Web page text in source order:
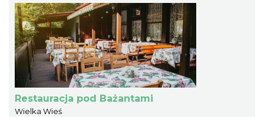
Restauracja pod Bażantami
Wielka Wieś